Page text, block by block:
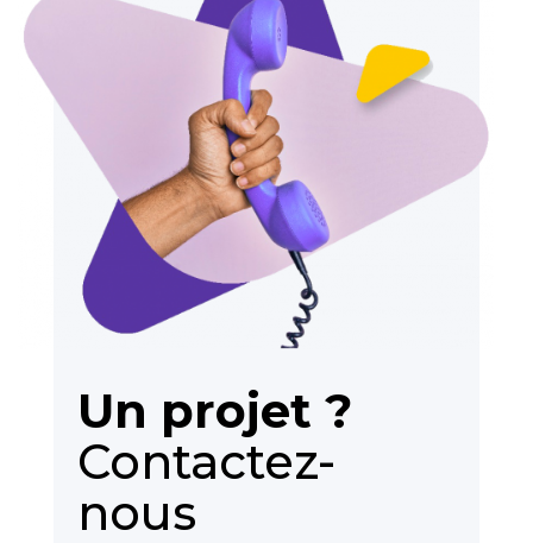
Un projet ?
Contactez-
nous